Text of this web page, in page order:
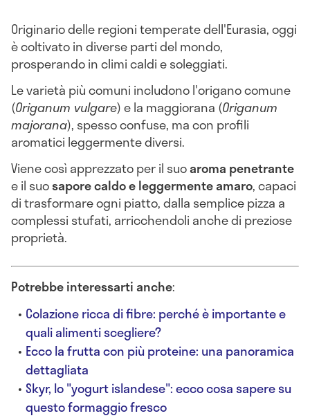
Originario delle regioni temperate dell'Eurasia, oggi
è coltivato in diverse parti del mondo,
prosperando in climi caldi e soleggiati.
Le varietà più comuni includono l'origano comune
(Origanum vulgare) e la maggiorana (Origanum
majorana), spesso confuse, ma con profili
aromatici leggermente diversi.
Viene così apprezzato per il suoaroma penetrante
e il suosapore caldo e leggermente amaro, capaci
di trasformare ogni piatto, dalla semplice pizza a
complessi stufati, arricchendoli anche di preziose
proprietà.
Potrebbe interessarti anche:
Colazione ricca di fibre: perché è importante e
quali alimenti scegliere?
Ecco la frutta con più proteine: una panoramica
dettagliata
Skyr, lo "yogurt islandese": ecco cosa sapere su
questo formaggio fresco